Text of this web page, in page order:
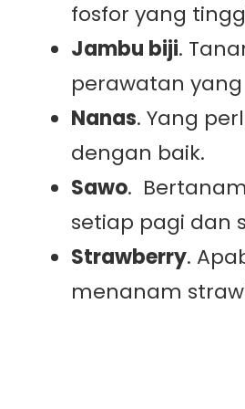
fosfor yang
Jambu biji.
perawatan
Nanas. Yang
dengan baik.
Sawo.
setiap pagi dan
Strawberry.
menanam